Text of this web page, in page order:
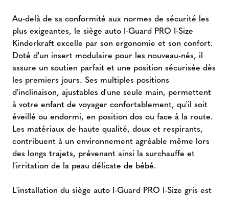
Au-delà de sa conformité aux normes de sécurité les
plus exigeantes, le siège auto I-Guard PRO I-Size
Kinderkraft excelle par son ergonomie et son confort.
Doté d'un insert modulaire pour les nouveau-nés, il
assure un soutien parfait et une position sécurisée dès
les premiers jours. Ses multiples positions
d'inclinaison, ajustables d'une seule main, permettent
à votre enfant de voyager confortablement, qu'il soit
éveillé ou endormi, en position dos ou face à la route.
Les matériaux de haute qualité, doux et respirants,
contribuent à un environnement agréable même lors
des longs trajets, prévenant ainsi la surchauffe et
l'irritation de la peau délicate de bébé.
L'installation du siège auto I-Guard PRO I-Size gris est